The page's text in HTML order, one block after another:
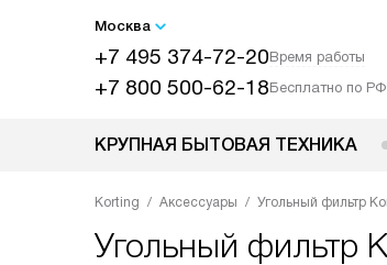
Москва
+7 495 374-72-20Время работы
+7 800 500-62-18Бесплатно по РФ
КРУПНАЯ БЫТОВАЯ ТЕХНИКА
Korting Аксессуары Угольный фильтр
Угольный фильтр